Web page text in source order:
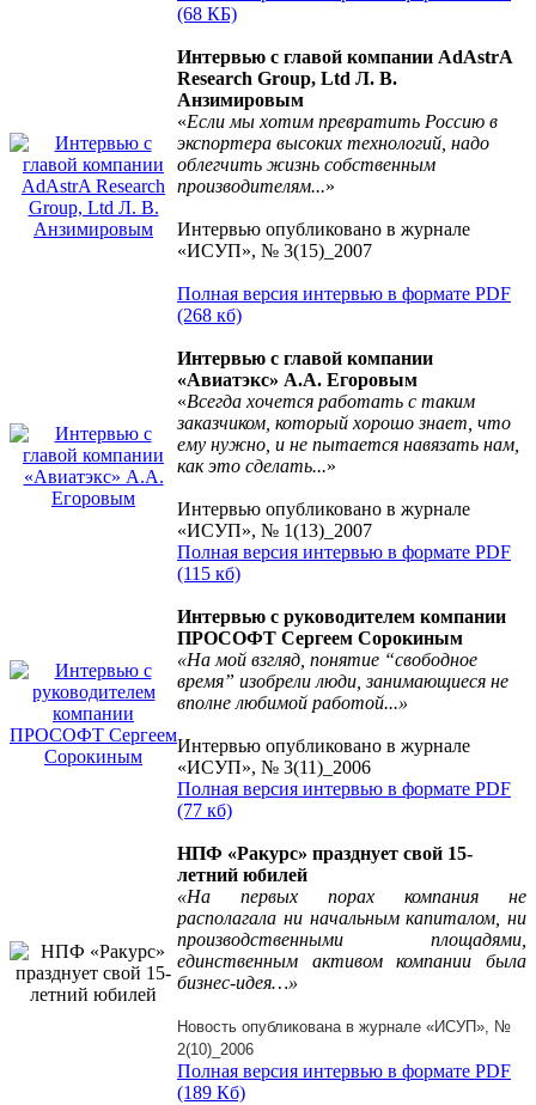
(68 КБ)
Интервью с главой компании AdAstrA
Research Group, Ltd Л. В.
Анзимировым
«Если мы хотим превратить Россию в
экспортера высоких технологий, надо
облегчить жизнь собственным
производителям...»
Интервью опубликовано в журнале
«ИСУП», № 3(15)_2007
Полная версия интервью в формате PDF
(268 кб)
Интервью с главой компании
«Авиатэкс» А.А. Егоровым
«Всегда хочется работать с таким
заказчиком, который хорошо знает, что
ему нужно, и не пытается навязать нам,
как это сделать...»
Интервью опубликовано в журнале
«ИСУП», № 1(13)_2007
Полная версия интервью в формате PDF
(115 кб)
Интервью с руководителем компании
ПРОСОФТ Сергеем Сорокиным
«На мой взгляд, понятие “свободное
время” изобрели люди, занимающиеся не
вполне любимой работой...»
Интервью опубликовано в журнале
«ИСУП», № 3(11)_2006
Полная версия интервью в формате PDF
(77 кб)
НПФ «Ракурс» празднует свой 15-
летний юбилей
«На первых порах компания не
располагала ни начальным капиталом, ни
производственными площадями,
единственным активом компании была
бизнес-идея…»
Новость опубликована в журнале «ИСУП», №
2(10)_2006
Полная версия интервью в формате PDF
(189 Кб)